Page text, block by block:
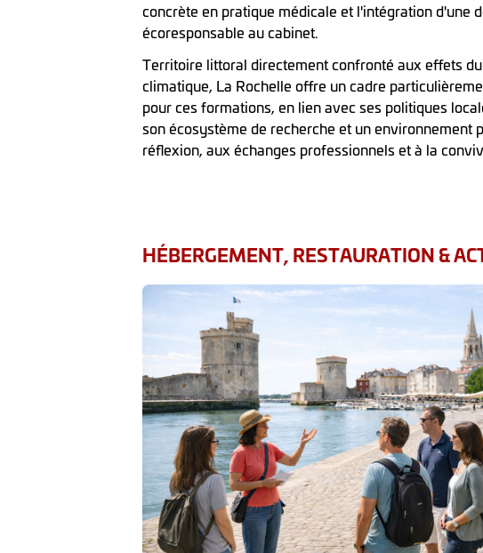
concrète en pratique médicale et l'intégration d'une
écoresponsable au cabinet.
Territoire littoral directement confronté aux effets
climatique, La Rochelle offre un cadre
pour ces formations, en lien avec ses politiques
son écosystème de recherche et un environnement
réflexion, aux échanges professionnels et à la
HÉBERGEMENT, RESTAURATION &